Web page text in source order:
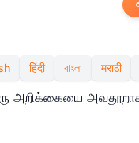
हिंदी বাংলা मराठी
அறிக்கையை